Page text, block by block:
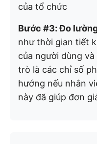
của tổ chức
Bước #3: Đo
như thời gian tiết
của người dùng
trò là các chỉ số
hướng nếu nhân
này đã giúp đơn